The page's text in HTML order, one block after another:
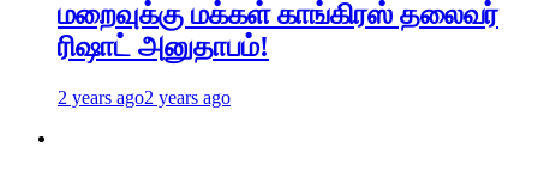
மறைவுக்கு மக்கள் காங்கிரஸ் தலைவர்
ரிஷாட் அனுதாபம்!
2 years ago2 years ago